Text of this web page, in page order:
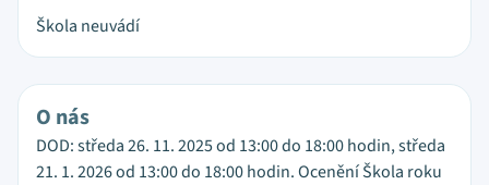
Škola neuvádí
O nás
DOD: středa 26. 11. 2025 od 13:00 do 18:00 hodin, středa
21. 1. 2026 od 13:00 do 18:00 hodin. Ocenění Škola roku